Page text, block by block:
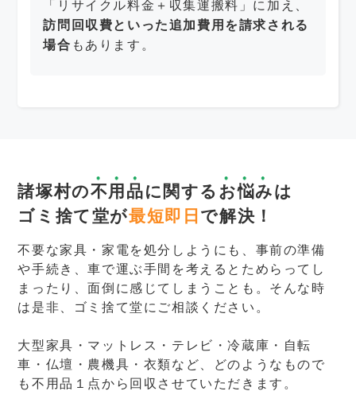
「リサイクル料金＋収集運搬料」に加え、
訪問回収費といった追加費用を請求される
場合 もあります。
諸塚村の不用品に関する お悩みは
ゴミ捨て堂が最短即日 で解決！
不要な家具・家電を処分しようにも、事前の準備
や手続き、車で運ぶ手間を考えるとためらってし
まったり、面倒に感じてしまうことも。そんな時
は是非、ゴミ捨て堂にご相談ください。
大型家具・マットレス・テレビ・冷蔵庫・自転
車・仏壇・農機具・衣類など、どのようなもので
も不用品１点から回収させていただきます。